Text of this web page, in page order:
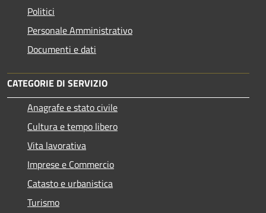
Politici
Personale Amministrativo
Documenti e dati
CATEGORIE DI SERVIZIO
Anagrafe e stato civile
Cultura e tempo libero
Vita lavorativa
Imprese e Commercio
Catasto e urbanistica
Turismo